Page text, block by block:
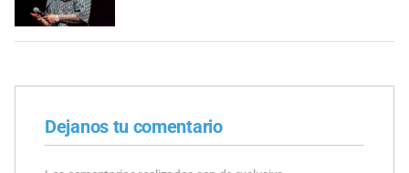
Dejanos tu comentario